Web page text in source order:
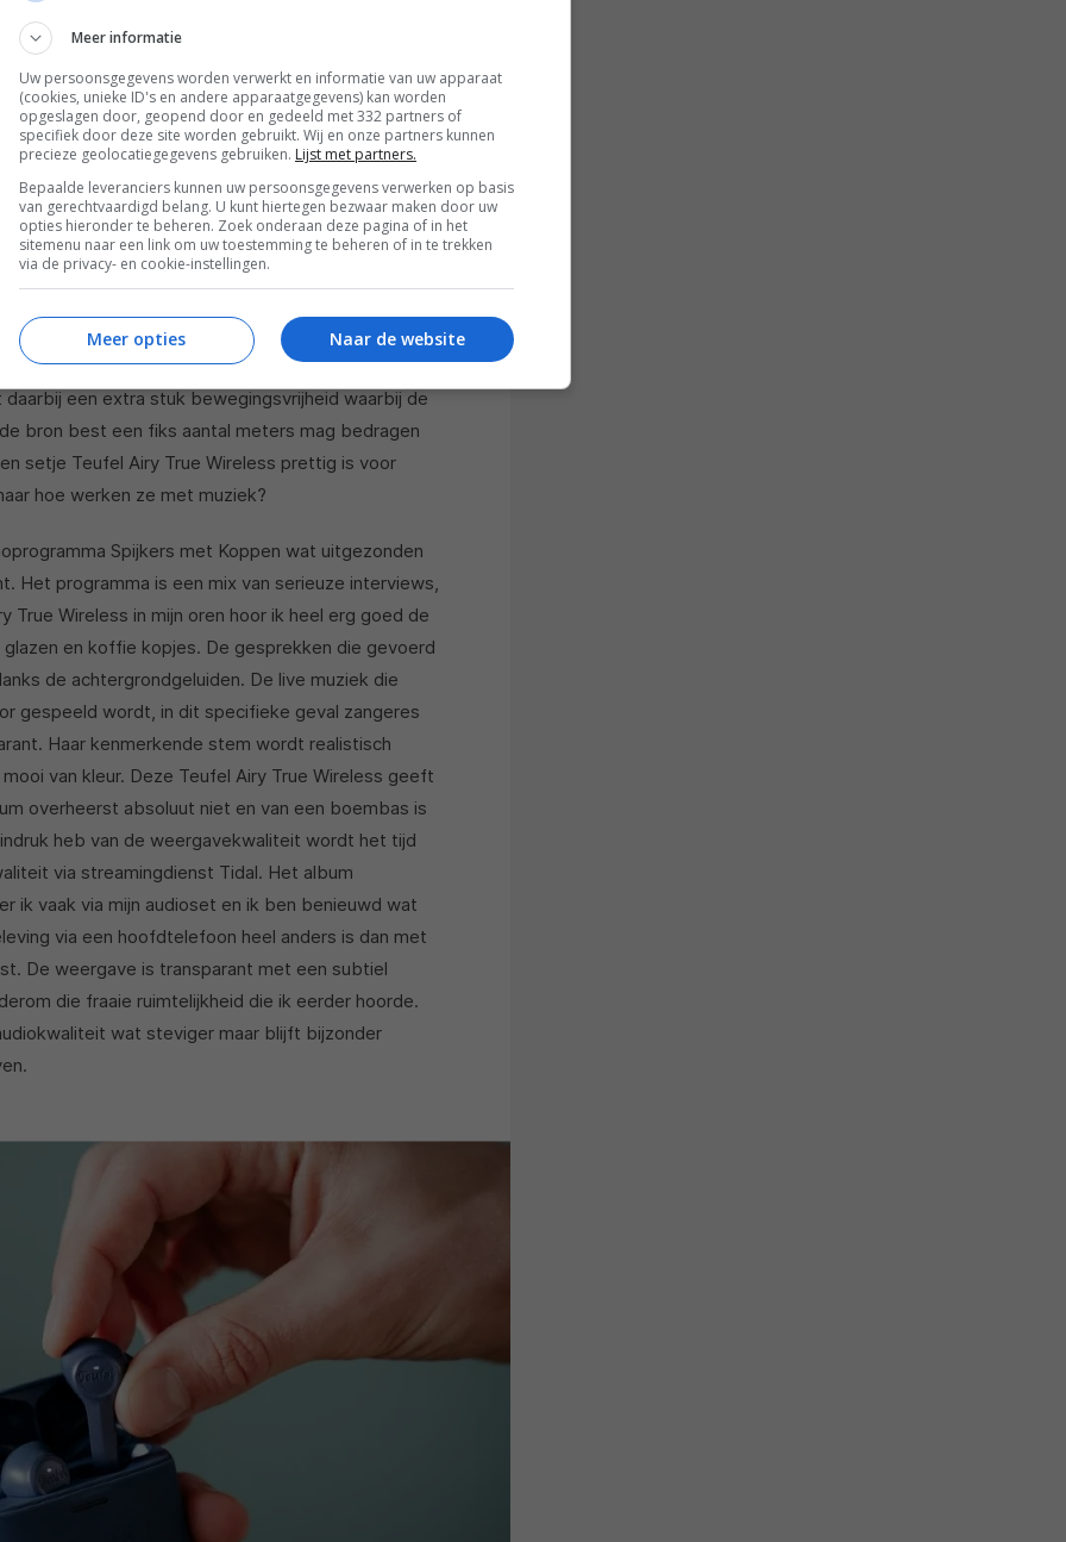
moet ik regelmatig thuiswerken. De Teufel Airy
Terwijl ik mijn werkzaamheden uitvoer en wat
telefoongesprek aan. Hierbij valt op dat de
via de met mijn mobiele telefoon meegeleverde
het uitstekende draagcomfort van de Teufel in-
dragen zonder pijnlijke oren te krijgen. Ik heb al
maar deze Airy True Wireless is voor mij de
natuurlijk een heel persoonlijk iets, maar met de
maten is de kans groot dat ze u ook
een extra stuk bewegingsvrijheid waarbij de
bron best een fiks aantal meters mag bedragen
setje Teufel Airy True Wireless prettig is voor
hoe werken ze met muziek?
Spijkers met Koppen wat uitgezonden
Het programma is een mix van serieuze interviews,
True Wireless in mijn oren hoor ik heel erg goed de
en koffie kopjes. De gesprekken die gevoerd
de achtergrondgeluiden. De live muziek die
gespeeld wordt, in dit specifieke geval zangeres
Haar kenmerkende stem wordt realistisch
van kleur. Deze Teufel Airy True Wireless geeft
overheerst absoluut niet en van een boembas is
heb van de weergavekwaliteit wordt het tijd
via streamingdienst Tidal. Het album
ik vaak via mijn audioset en ik ben benieuwd wat
via een hoofdtelefoon heel anders is dan met
De weergave is transparant met een subtiel
die fraaie ruimtelijkheid die ik eerder hoorde.
wat steviger maar blijft bijzonder
Meer informatie
Uw persoonsgegevens worden verwerkt en informatie van uw apparaat
(cookies, unieke ID's en andere apparaatgegevens) kan worden
opgeslagen door, geopend door en gedeeld met 332 partners of
specifiek door deze site worden gebruikt. Wij en onze partners kunnen
precieze geolocatiegegevens gebruiken. Lijst met partners.
Bepaalde leveranciers kunnen uw persoonsgegevens verwerken op basis
van gerechtvaardigd belang. U kunt hiertegen bezwaar maken door uw
opties hieronder te beheren. Zoek onderaan deze pagina of in het
sitemenu naar een link om uw toestemming te beheren of in te trekken
via de privacy- en cookie-instellingen.
Naar de website
Meer opties